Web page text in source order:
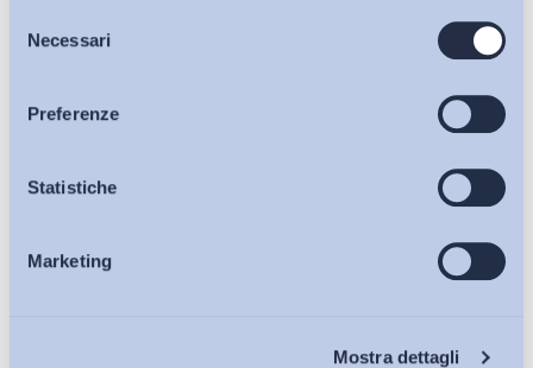
delNecessari
Preferenze
Statistiche
Marketing
Mostra dettagli
Bollettini ADAPT
Articoli
Osservatori
Eventi
Ho letto e Accetto il trattamento dei dati personali descritti